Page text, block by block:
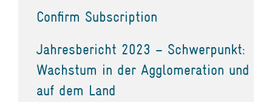
Confirm Subscription
Jahresbericht 2023 – Schwerpunkt:
Wachstum in der Agglomeration und
auf dem Land